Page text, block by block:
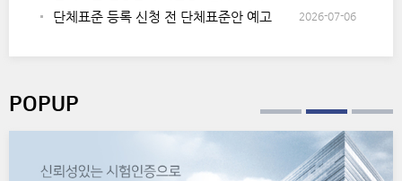
단체표준 등록 신청 전 단체표준안 예고 2026-07-06
POPUP